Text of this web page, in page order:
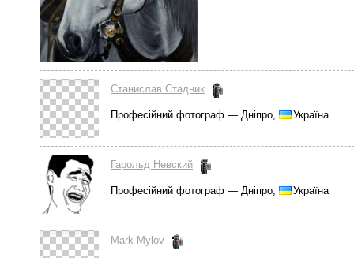
Станислав Стадник
Професійний фотограф — Дніпро, Україна
Гарольд Невский
Професійний фотограф — Дніпро, Україна
Mark Mylov